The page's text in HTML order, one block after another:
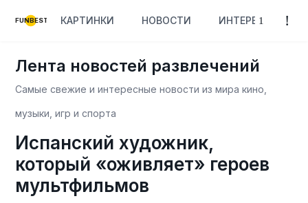
FUNBEST КАРТИНКИ НОВОСТИ ИНТЕРЕСНОЕ
Лента новостей развлечений
Самые свежие и интересные новости из мира кино,
музыки, игр и спорта
Испанский художник,
который «оживляет» героев
мультфильмов